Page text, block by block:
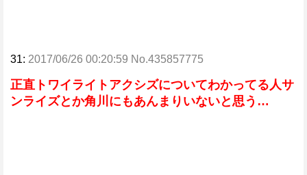
31: 2017/06/26 00:20:59 No.435857775
正直トワイライトアクシズについてわかってる人サ
ンライズとか角川にもあんまりいないと思う…